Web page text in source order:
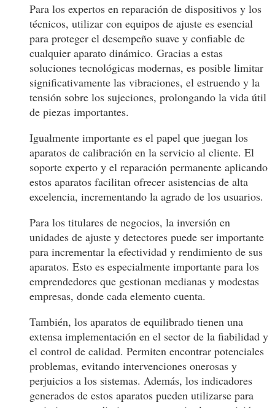
Para los expertos en reparación de dispositivos y los
técnicos, utilizar con equipos de ajuste es esencial
para proteger el desempeño suave y confiable de
cualquier aparato dinámico. Gracias a estas
soluciones tecnológicas modernas, es posible limitar
significativamente las vibraciones, el estruendo y la
tensión sobre los sujeciones, prolongando la vida útil
de piezas importantes.
Igualmente importante es el papel que juegan los
aparatos de calibración en la servicio al cliente. El
soporte experto y el reparación permanente aplicando
estos aparatos facilitan ofrecer asistencias de alta
excelencia, incrementando la agrado de los usuarios.
Para los titulares de negocios, la inversión en
unidades de ajuste y detectores puede ser importante
para incrementar la efectividad y rendimiento de sus
aparatos. Esto es especialmente importante para los
emprendedores que gestionan medianas y modestas
empresas, donde cada elemento cuenta.
También, los aparatos de equilibrado tienen una
extensa implementación en el sector de la fiabilidad y
el control de calidad. Permiten encontrar potenciales
problemas, evitando intervenciones onerosas y
perjuicios a los sistemas. Además, los indicadores
generados de estos aparatos pueden utilizarse para